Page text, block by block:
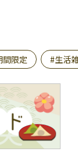
間限定 #生活